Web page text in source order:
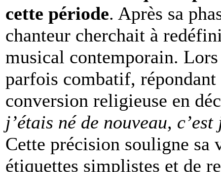
cette période. Après sa
chanteur cherchait à
musical contemporain.
parfois combatif, répondant
conversion religieuse en
j’étais né de nouveau,
Cette précision souligne sa
étiquettes simplistes et de